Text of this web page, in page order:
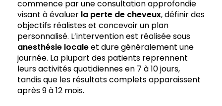
commence par une consultation approfondie
visant à évaluer la perte de cheveux, définir des
objectifs réalistes et concevoir un plan
personnalisé. L’intervention est réalisée sous
anesthésie localeet dure généralement une
journée. La plupart des patients reprennent
leurs activités quotidiennes en 7 à 10 jours,
tandis que les résultats complets apparaissent
après 9 à 12 mois.